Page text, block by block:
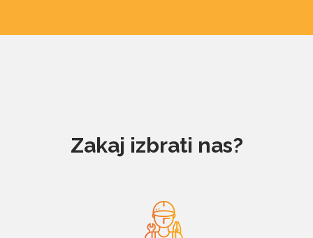
Zakaj izbrati nas?